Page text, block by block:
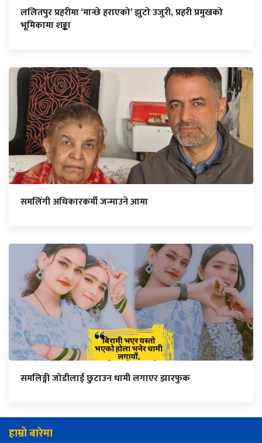
ललितपुर प्रहरीमा ‘मान्छे हराएको’ झुटो उजुरी, प्रहरी प्रमुखको
भूमिकामा शङ्का
समलिंगी अधिकारकर्मी जन्माउने आमा
समलिङ्गी जोडीलाई छुटाउन धामी लगाएर झारफुक
हाम्रो बारेमा